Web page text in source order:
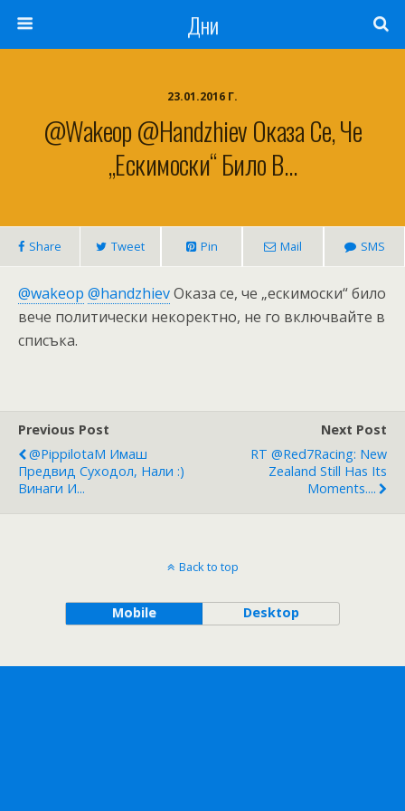
Дни
23.01.2016 Г.
@wakeop @handzhiev Оказа Се, Че
„ескимоски“ Било В…
Share Tweet Pin Mail SMS
@wakeop @handzhievОказа се, че „ескимоски“ било
вече политически некоректно, не го включвайте в
списъка.
Previous Post
@PippilotaM Имаш
Предвид Суходол, Нали :)
Винаги И...
Next Post
RT @Red7Racing: New
Zealand Still Has Its
Moments....
Back to top
Mobile Desktop